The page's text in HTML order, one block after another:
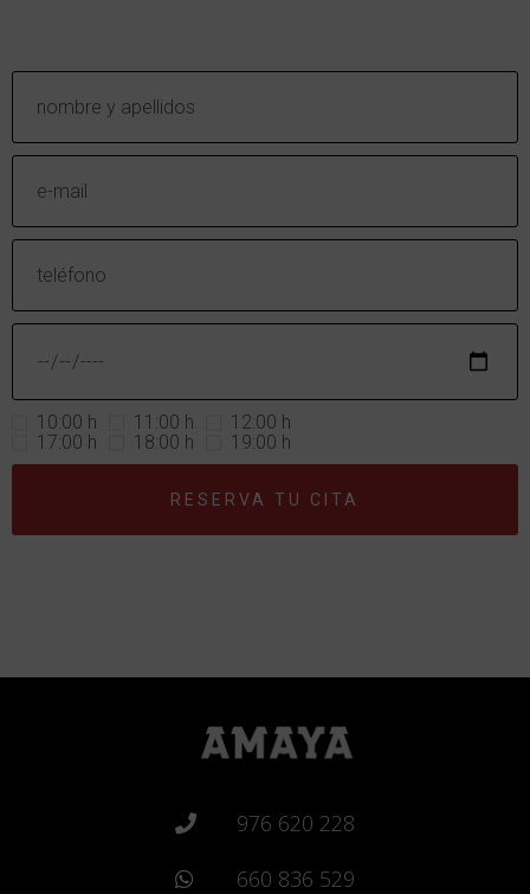
10:00 h 11:00 h
12:00 h
17:00 h
18:00 h 19:00 h
RESERVA TU CITA
976 620 228
660 836 529